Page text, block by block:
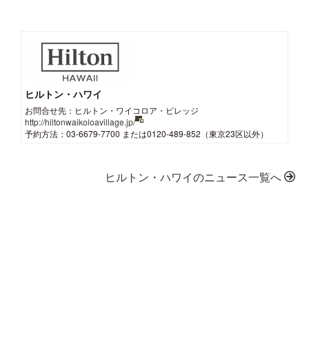
ヒルトン・ハワイ
お問合せ先：ヒルトン・ワイコロア・ビレッジ
http://hiltonwaikoloavillage.jp/
予約方法：03-6679-7700 または0120-489-852（東京23区以外）
ヒルトン・ハワイのニュース一覧へ